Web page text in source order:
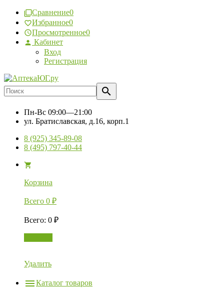
Сравнение0
Избранное0
Просмотренное0
Кабинет
Вход
Регистрация
Пн-Вс 09:00—21:00
ул. Братиславская, д.16, корп.1
8 (925) 345-89-08
8 (495) 797-40-44
Корзина
Всего 0 ₽
Всего: 0 ₽
Удалить
Каталог товаров